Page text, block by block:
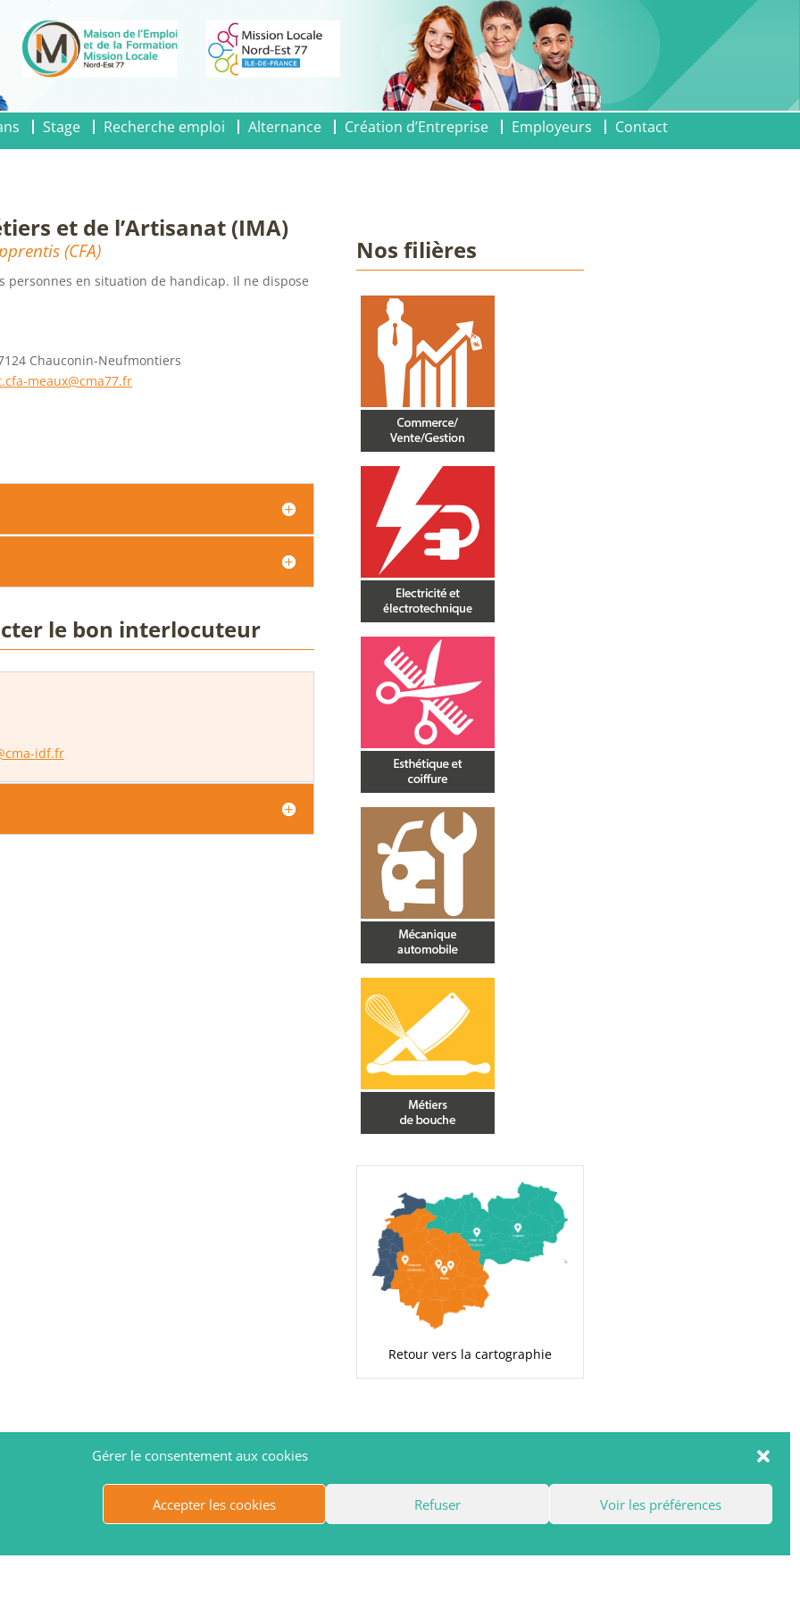
Gérer le consentement aux cookies
Accepter les cookies Refuser Voir les préférences
Stage Recherche emploi Alternance Création d’Entreprise Employeurs Contact
et de l’Artisanat (IMA)
(CFA)
personnes en situation de handicap. Il ne dispose
Chauconin-Neufmontiers
meaux@cma77.fr
le bon interlocuteur
idf.fr
Nos filières
Retour vers la cartographie